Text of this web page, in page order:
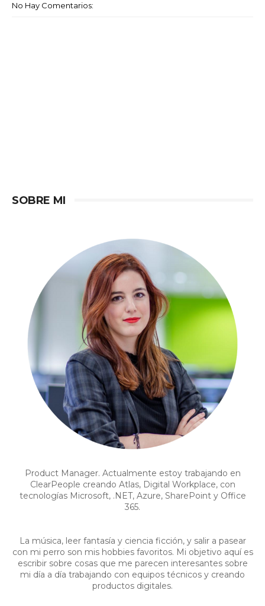
No Hay Comentarios:
SOBRE MI
Product Manager. Actualmente estoy trabajando en
ClearPeople creando Atlas, Digital Workplace, con
tecnologías Microsoft, .NET, Azure, SharePoint y Office
365.
La música, leer fantasía y ciencia ficción, y salir a pasear
con mi perro son mis hobbies favoritos. Mi objetivo aquí es
escribir sobre cosas que me parecen interesantes sobre
mi día a día trabajando con equipos técnicos y creando
productos digitales.